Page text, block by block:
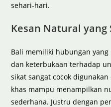
sehari-hari.
Kesan Natural yang
Bali memiliki hubungan
dan keterbukaan terhadap
sikat sangat cocok
khas mampu menampilkan
sederhana. Justru dengan